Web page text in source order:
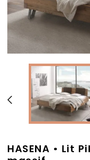

HASENA • Lit